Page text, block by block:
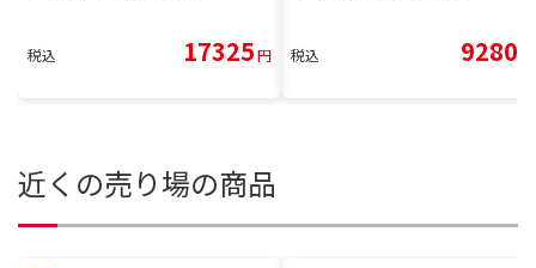
税込 17325円 税込 9280
近くの売り場の商品